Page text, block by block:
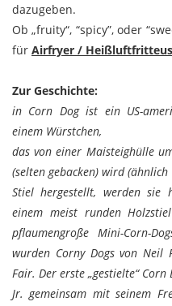
dazugeben.
Ob „fruity“, “spicy”, oder
für Airfryer /
Zur Geschichte:
in Corn Dog ist ein US-
einem Würstchen,
das von einer Maisteighülle
(selten gebacken) wird
Stiel hergestellt, werden sie
einem meist runden
pflaumengroße Mini-Corn-
wurden Corny Dogs von Neil
Fair. Der erste „gestielte“
Jr. gemeinsam mit seinem